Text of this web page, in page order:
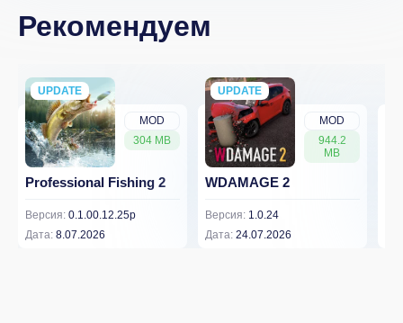
Рекомендуем
MOD
304 MB
UPDATE
NEW
Professional Fishing 2
Версия: 0.1.00.12.25p
Дата: 8.07.2026
MOD
944.2
MB
UPDATE
NEW
WDAMAGE 2
Версия: 1.0.24
Дата: 24.07.2026